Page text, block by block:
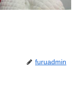
furuadmin